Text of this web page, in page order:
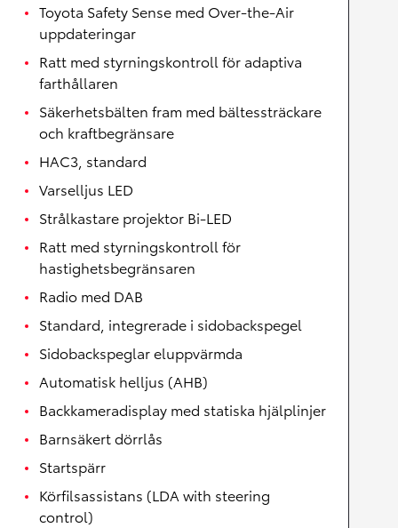
Toyota Safety Sense med Over-the-Air
uppdateringar
Ratt med styrningskontroll för adaptiva
farthållaren
Säkerhetsbälten fram med bältessträckare
och kraftbegränsare
HAC3, standard
Varselljus LED
Strålkastare projektor Bi-LED
Ratt med styrningskontroll för
hastighetsbegränsaren
Radio med DAB
Standard, integrerade i sidobackspegel
Sidobackspeglar eluppvärmda
Automatisk helljus (AHB)
Backkameradisplay med statiska hjälplinjer
Barnsäkert dörrlås
Startspärr
Körfilsassistans (LDA with steering
control)